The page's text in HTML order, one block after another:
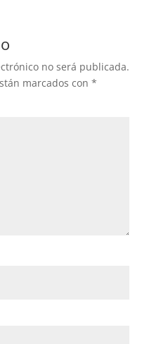
no será publicada.
marcados con *